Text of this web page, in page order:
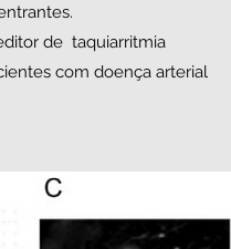
de  taquiarritmia
com doença arterial